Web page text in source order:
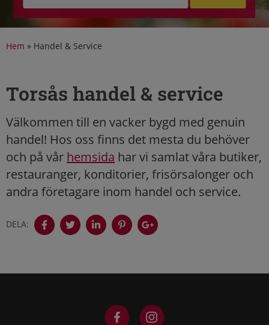
Hem » Handel & Service
Torsås handel & service
Välkommen till en vacker bygd med genuin
handel! Hos oss finns det mesta du behöver
och på vår hemsida har vi samlat våra butiker,
restauranger, konditorier, frisörsalonger och
andra företagare inom handel och service.
DELA: